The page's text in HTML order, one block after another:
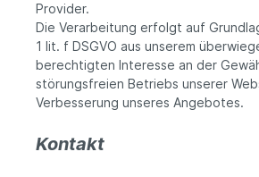
Provider.
Die Verarbeitung erfolgt auf
1 lit. f DSGVO aus unserem
berechtigten Interesse an der
störungsfreien Betriebs unserer
Verbesserung unseres Angebotes.
Kontakt